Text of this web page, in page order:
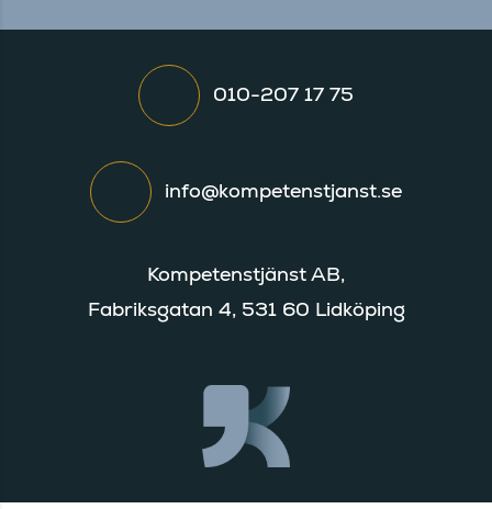
010-207 17 75
info@kompetenstjanst.se
Kompetenstjänst AB,
Fabriksgatan 4, 531 60 Lidköping